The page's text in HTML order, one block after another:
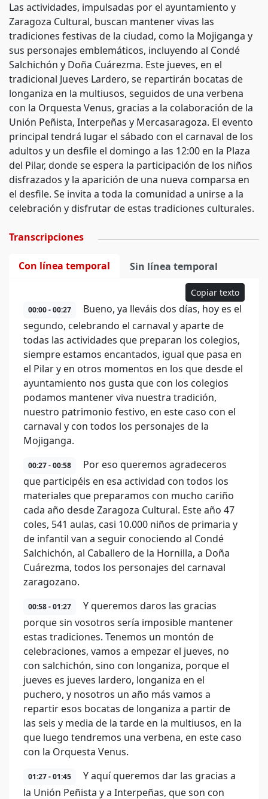
Las actividades, impulsadas por el ayuntamiento y
Zaragoza Cultural, buscan mantener vivas las
tradiciones festivas de la ciudad, como la Mojiganga y
sus personajes emblemáticos, incluyendo al Condé
Salchichón y Doña Cuárezma. Este jueves, en el
tradicional Jueves Lardero, se repartirán bocatas de
longaniza en la multiusos, seguidos de una verbena
con la Orquesta Venus, gracias a la colaboración de la
Unión Peñista, Interpeñas y Mercasaragoza. El evento
principal tendrá lugar el sábado con el carnaval de los
adultos y un desfile el domingo a las 12:00 en la Plaza
del Pilar, donde se espera la participación de los niños
disfrazados y la aparición de una nueva comparsa en
el desfile. Se invita a toda la comunidad a unirse a la
celebración y disfrutar de estas tradiciones culturales.
Transcripciones
Con línea temporal Sin línea temporal
Copiar texto
00:00 - 00:27
Bueno, ya lleváis dos días, hoy es el
segundo, celebrando el carnaval y aparte de
todas las actividades que preparan los colegios,
siempre estamos encantados, igual que pasa en
el Pilar y en otros momentos en los que desde el
ayuntamiento nos gusta que con los colegios
podamos mantener viva nuestra tradición,
nuestro patrimonio festivo, en este caso con el
carnaval y con todos los personajes de la
Mojiganga.
00:27 - 00:58
Por eso queremos agradeceros
que participéis en esa actividad con todos los
materiales que preparamos con mucho cariño
cada año desde Zaragoza Cultural. Este año 47
coles, 541 aulas, casi 10.000 niños de primaria y
de infantil van a seguir conociendo al Condé
Salchichón, al Caballero de la Hornilla, a Doña
Cuárezma, todos los personajes del carnaval
zaragozano.
00:58 - 01:27
Y queremos daros las gracias
porque sin vosotros sería imposible mantener
estas tradiciones. Tenemos un montón de
celebraciones, vamos a empezar el jueves, no
con salchichón, sino con longaniza, porque el
jueves es jueves lardero, longaniza en el
puchero, y nosotros un año más vamos a
repartir esos bocatas de longaniza a partir de
las seis y media de la tarde en la multiusos, en la
que luego tendremos una verbena, en este caso
con la Orquesta Venus.
01:27 - 01:45
Y aquí queremos dar las gracias a
la Unión Peñista y a Interpeñas, que son con